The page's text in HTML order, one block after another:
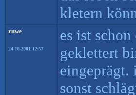
kletern
ruwe
24.10.2001 12:57
es ist
geklettert
eingeprägt.
sonst